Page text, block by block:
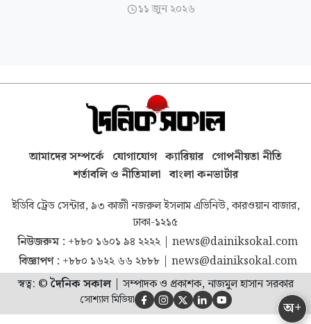
১১ জুন ২০২৬
অ+
আমাদের সম্পর্কে যোগাযোগ ক্যারিয়ার গোপনীয়তা নীতি
শর্তাবলি ও নীতিমালা বাংলা কনভার্টার
ইডিবি ট্রেড সেন্টার, ৯৩ কাজী নজরুল ইসলাম এভিনিউ, কারওয়ান বাজার,
ঢাকা-১২১৫
নিউজরুম : +৮৮০ ১৬০১ ৯৪ ২২২২| news@dainiksokal.com
বিজ্ঞাপণ : +৮৮০ ১৬২২ ৬৬ ২৮৮৮| news@dainiksokal.com
স্বত্ব: ©দৈনিক সকাল| সম্পাদক ও প্রকাশক, নাজমুল হাসান সরকার
সোশ্যাল মিডিয়া     